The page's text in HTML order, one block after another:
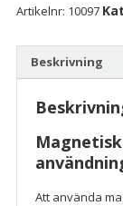
mängd
Artikelnr: 10097
Beskrivning
Att använda